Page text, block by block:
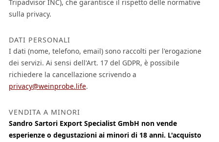
Tripadvisor INC), che garantisce il rispetto delle normative
sulla privacy.
DATI PERSONALI
I dati (nome, telefono, email) sono raccolti per l'erogazione
dei servizi. Ai sensi dell'Art. 17 del GDPR, è possibile
richiedere la cancellazione scrivendo a
privacy@weinprobe.life.
VENDITA A MINORI
Sandro Sartori Export Specialist GmbH non vende
esperienze o degustazioni ai minori di 18 anni. L'acquisto